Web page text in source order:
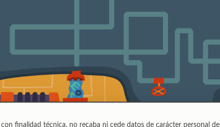
finalidad técnica, no recaba ni cede datos de carácter personal de